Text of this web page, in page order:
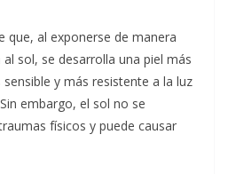
que, al exponerse de manera
sol, se desarrolla una piel más
y más resistente a la luz
embargo, el sol no se
físicos y puede causar